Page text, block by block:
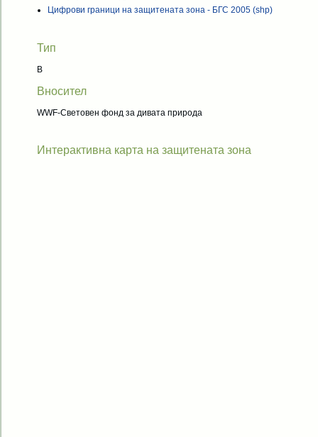
Цифрови граници на защитената зона - БГС 2005 (shp)
Тип
B
Вносител
WWF-Световен фонд за дивата природа
Интерактивна карта на защитената зона